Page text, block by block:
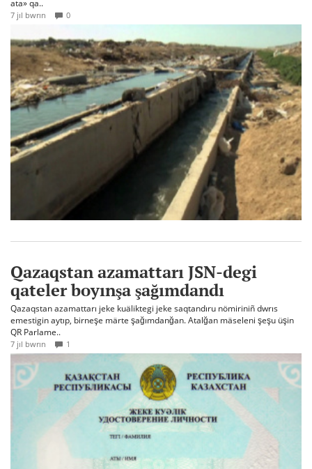
ata» qa..
7 jıl bwrın 0
Qazaqstan azamattarı JSN-degi
qateler boyınşa şağımdandı
Qazaqstan azamattarı jeke kuäliktegi jeke saqtandıru nömiriniñ dwrıs
emestigin aytıp, birneşe märte şağımdanğan. Atalğan mäseleni şeşu üşin
QR Parlame..
7 jıl bwrın 1